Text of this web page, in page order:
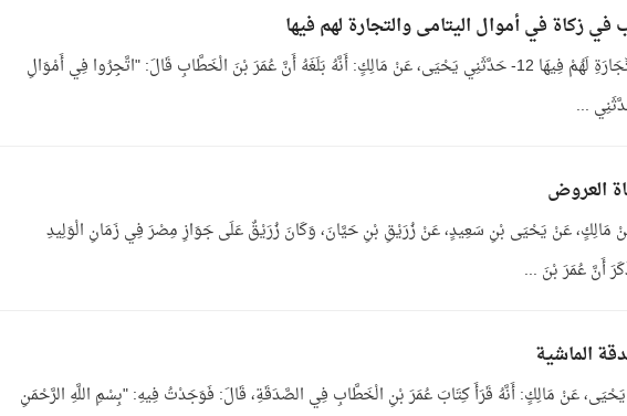
بَابٌ في زَكَاةِ أَمْوَالِ الْيَتَامَى وَالتِّجَارَةِ لَهُمْ فِيهَا 12- حَدَّثَنِي يَحْيَى، عَنْ مَالِكٍ: أَنَّهُ بَلَغَهُ أَنَّ عُمَرَ بْنَ الْخَطَّابِ قَالَ: "اتَّجِرُوا فِي أَمْوَالِ
20- حَدَّثَنِي عَنْ مَالِكٍ، عَنْ يَحْيَى بْنِ سَعِيدٍ، عَنْ زُرَيْقِ بْنِ حَيَّانَ، وَكَانَ زُرَيْقٌ عَلَى جَوَازِ مِصْرَ فِي زَمَانِ الْوَلِيدِ
أَنَّ عُمَرَ بْنَ ...
23- حَدَّثَنِي يَحْيَى، عَنْ مَالِكٍ: أَنَّهُ قَرَأَ كِتَابَ عُمَرَ بْنِ الْخَطَّابِ فِي الصَّدَقَةِ، قَالَ: فَوَجَدْتُ فِيهِ: "بِسْمِ اللَّهِ الرَّحْمَنِ